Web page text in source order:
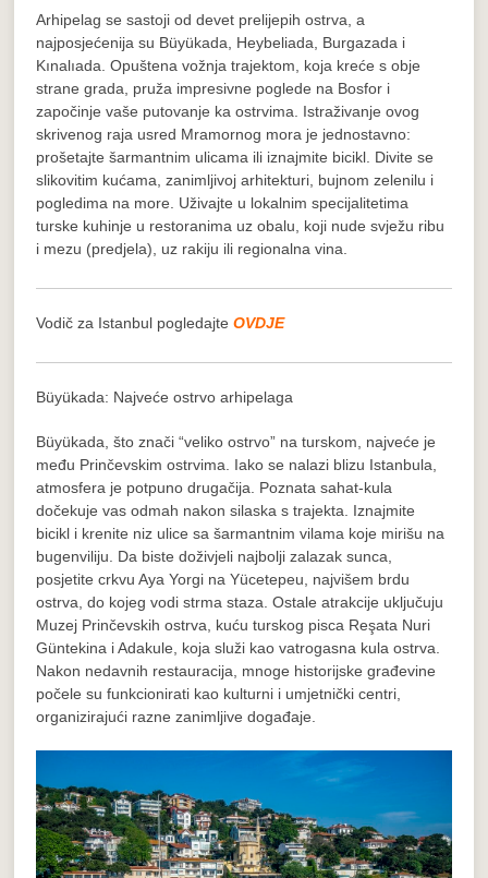
Arhipelag se sastoji od devet prelijepih ostrva, a
najposjećenija su Büyükada, Heybeliada, Burgazada i
Kınalıada. Opuštena vožnja trajektom, koja kreće s obje
strane grada, pruža impresivne poglede na Bosfor i
započinje vaše putovanje ka ostrvima. Istraživanje ovog
skrivenog raja usred Mramornog mora je jednostavno:
prošetajte šarmantnim ulicama ili iznajmite bicikl. Divite se
slikovitim kućama, zanimljivoj arhitekturi, bujnom zelenilu i
pogledima na more. Uživajte u lokalnim specijalitetima
turske kuhinje u restoranima uz obalu, koji nude svježu ribu
i mezu (predjela), uz rakiju ili regionalna vina.
Vodič za Istanbul pogledajte OVDJE
Büyükada: Najveće ostrvo arhipelaga
Büyükada, što znači “veliko ostrvo” na turskom, najveće je
među Prinčevskim ostrvima. Iako se nalazi blizu Istanbula,
atmosfera je potpuno drugačija. Poznata sahat-kula
dočekuje vas odmah nakon silaska s trajekta. Iznajmite
bicikl i krenite niz ulice sa šarmantnim vilama koje mirišu na
bugenviliju. Da biste doživjeli najbolji zalazak sunca,
posjetite crkvu Aya Yorgi na Yücetepeu, najvišem brdu
ostrva, do kojeg vodi strma staza. Ostale atrakcije uključuju
Muzej Prinčevskih ostrva, kuću turskog pisca Reşata Nuri
Güntekina i Adakule, koja služi kao vatrogasna kula ostrva.
Nakon nedavnih restauracija, mnoge historijske građevine
počele su funkcionirati kao kulturni i umjetnički centri,
organizirajući razne zanimljive događaje.